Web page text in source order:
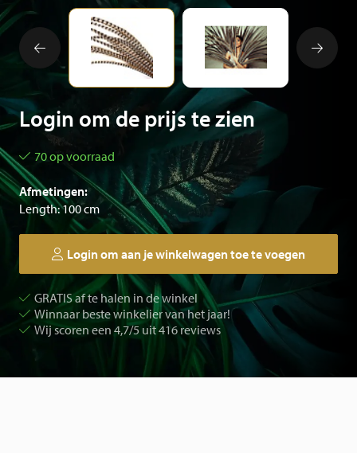
Login om de prijs te zien
70 op voorraad
Afmetingen:
Length: 100 cm
Login om aan je winkelwagen toe te voegen
GRATIS af te halen in de winkel
Winnaar beste winkelier van het jaar!
Wij scoren een 4,7/5 uit 416 reviews